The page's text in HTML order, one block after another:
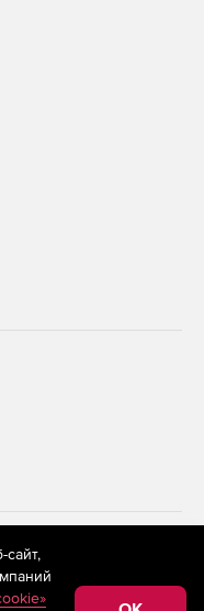
применяются
технологии
сбора,
к